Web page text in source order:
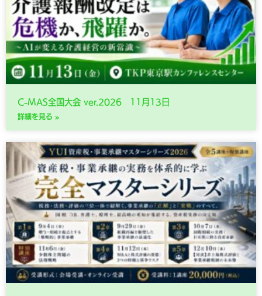
C-MAS全国大会 ver.2026 11月13日
詳細を見る »